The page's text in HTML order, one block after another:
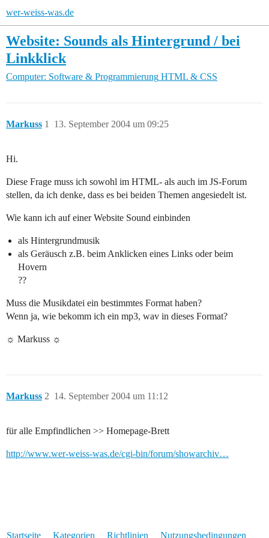
wer-weiss-was.de
Website: Sounds als Hintergrund / bei
Linkklick
Computer: Software & Programmierung HTML & CSS
Markuss 13. September 2004 um 09:25
1
Hi.
Diese Frage muss ich sowohl im HTML- als auch im JS-Forum
stellen, da ich denke, dass es bei beiden Themen angesiedelt ist.
Wie kann ich auf einer Website Sound einbinden
als Hintergrundmusik
als Geräusch z.B. beim Anklicken eines Links oder beim
Hovern
??
Muss die Musikdatei ein bestimmtes Format haben?
Wenn ja, wie bekomm ich ein mp3, wav in dieses Format?
☼ Markuss ☼
Markuss 14. September 2004 um 11:12
2
für alle Empfindlichen >> Homepage-Brett
http://www.wer-weiss-was.de/cgi-bin/forum/showarchiv…
Startseite Kategorien Richtlinien Nutzungsbedingungen